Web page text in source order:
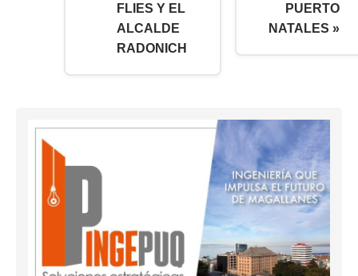
FLIES Y EL
ALCALDE
RADONICH
PUERTO
NATALES »